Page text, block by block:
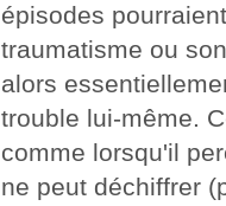
épisodes
traumatisme ou
alors
trouble lui-même.
comme lorsqu'il
ne peut déchiffrer